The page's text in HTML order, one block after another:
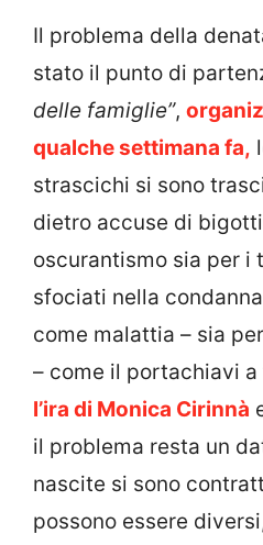
Il problema della
stato il punto di
delle famiglie”,
qualche settimana fa,
strascichi si sono
dietro accuse di
oscurantismo sia per i
sfociati nella
come malattia – sia
– come il portachiavi
l’ira di Monica Cirinnà
il problema resta un
nascite si sono
possono essere